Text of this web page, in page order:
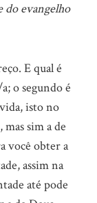
do evangelho
E qual é
o segundo é
isto no
sim a de
você obter a
assim na
até pode